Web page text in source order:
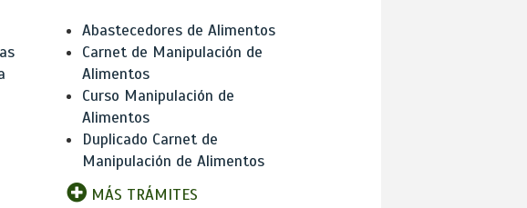
Abastecedores de Alimentos
Carnet de Manipulación de
Alimentos
Curso Manipulación de
Alimentos
Duplicado Carnet de
Manipulación de Alimentos
MÁS TRÁMITES